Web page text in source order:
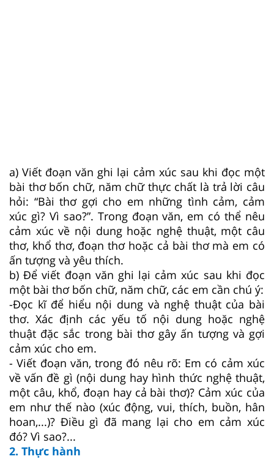
a) Viết đoạn văn ghi lại cảm xúc sau khi đọc một
bài thơ bốn chữ, năm chữ thực chất là trả lời câu
hỏi: “Bài thơ gợi cho em những tình cảm, cảm
xúc gì? Vì sao?”. Trong đoạn văn, em có thể nêu
cảm xúc về nội dung hoặc nghệ thuật, một câu
thơ, khổ thơ, đoạn thơ hoặc cả bài thơ mà em có
ấn tượng và yêu thích.
b) Để viết đoạn văn ghi lại cảm xúc sau khi đọc
một bài thơ bốn chữ, năm chữ, các em cần chú ý:
-Đọc kĩ để hiểu nội dung và nghệ thuật của bài
thơ. Xác định các yếu tố nội dung hoặc nghệ
thuật đặc sắc trong bài thơ gây ấn tượng và gợi
cảm xúc cho em.
- Viết đoạn văn, trong đó nêu rõ: Em có cảm xúc
về vấn đề gì (nội dung hay hình thức nghệ thuật,
một câu, khổ, đoạn hay cả bài thơ)? Cảm xúc của
em như thế nào (xúc động, vui, thích, buồn, hân
hoan,...)? Điều gì đã mang lại cho em cảm xúc
đó? Vì sao?...
2. Thực hành